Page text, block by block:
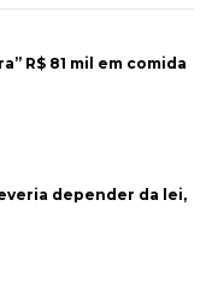
R$ 81 mil em comida
depender da lei,